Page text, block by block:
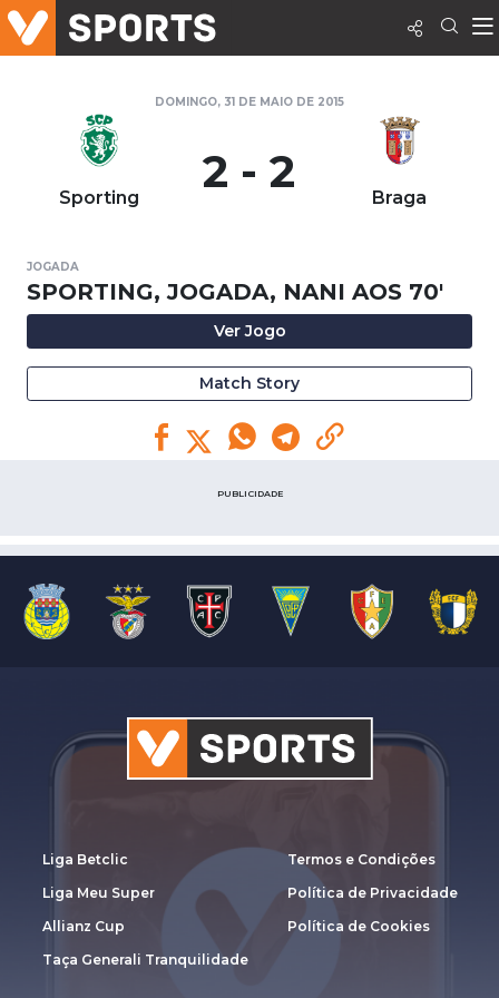
DOMINGO, 31 DE MAIO DE 2015
Sporting 2 - 2 Braga
JOGADA
SPORTING, JOGADA, NANI AOS 70'
Ver Jogo
Match Story
PUBLICIDADE
Liga Betclic
Liga Meu Super
Allianz Cup
Taça Generali Tranquilidade
Termos e Condições
Política de Privacidade
Política de Cookies